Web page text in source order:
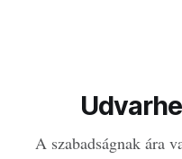
A szabadságnak ára